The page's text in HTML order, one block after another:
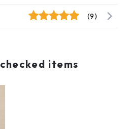
(9)
items